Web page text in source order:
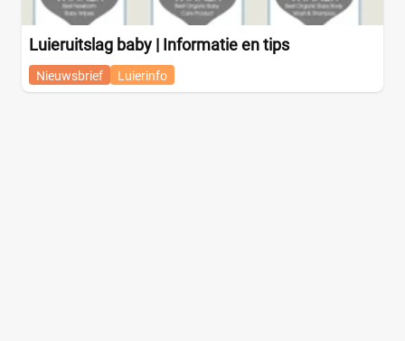
Luieruitslag baby | Informatie en tips
Nieuwsbrief Luierinfo